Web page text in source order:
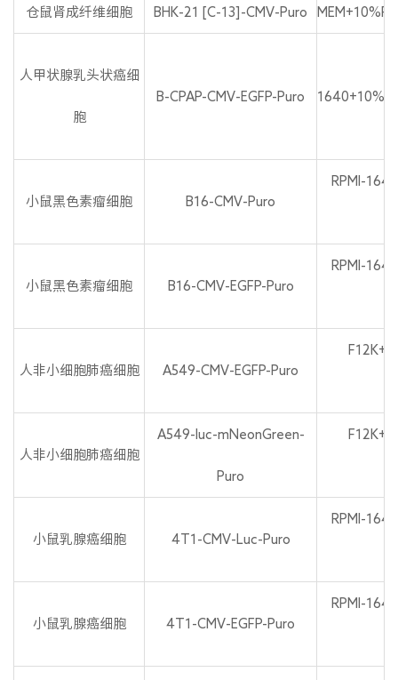
仓鼠肾成纤维细胞 BHK-21 [C-13]-CMV-Puro
人甲状腺乳头状癌细
胞
B-CPAP-CMV-EGFP-Puro
小鼠黑色素瘤细胞 B16-CMV-Puro
RPMI-
小鼠黑色素瘤细胞 B16-CMV-EGFP-Puro
RPMI-
人非小细胞肺癌细胞 A549-CMV-EGFP-Puro
人非小细胞肺癌细胞
A549-luc-mNeonGreen-
Puro
小鼠乳腺癌细胞 4T1-CMV-Luc-Puro
RPMI-
小鼠乳腺癌细胞 4T1-CMV-EGFP-Puro
RPMI-